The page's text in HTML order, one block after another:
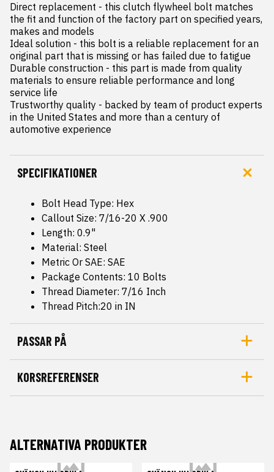
Direct replacement - this clutch flywheel bolt matches
the fit and function of the factory part on specified years,
makes and models
Ideal solution - this bolt is a reliable replacement for an
original part that is missing or has failed due to fatigue
Durable construction - this part is made from quality
materials to ensure reliable performance and long
service life
Trustworthy quality - backed by team of product experts
in the United States and more than a century of
automotive experience
SPECIFIKATIONER
Bolt Head Type: Hex
Callout Size: 7/16-20 X .900
Length: 0.9"
Material: Steel
Metric Or SAE: SAE
Package Contents: 10 Bolts
Thread Diameter: 7/16 Inch
Thread Pitch:20 in IN
PASSAR PÅ
KORSREFERENSER
ALTERNATIVA PRODUKTER